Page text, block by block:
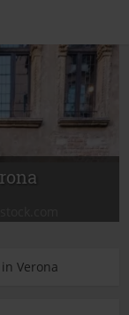
Verona